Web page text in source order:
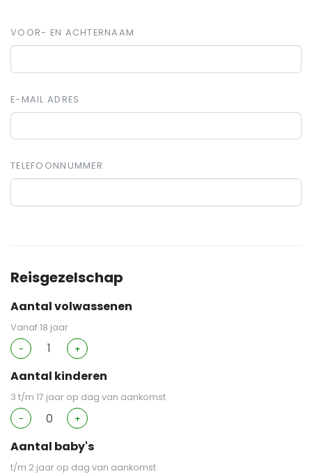
VOOR- EN ACHTERNAAM
E-MAIL ADRES
TELEFOONNUMMER
Reisgezelschap
Aantal volwassenen
Vanaf 18 jaar
-
+
Aantal kinderen
3 t/m 17 jaar op dag van aankomst
-
+
Aantal baby's
t/m 2 jaar op dag van aankomst